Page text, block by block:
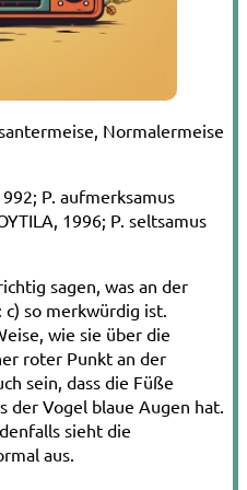
Normalermeise
P. aufmerksamus
1996; P. seltsamus
sagen, was an der
so merkwürdig ist.
wie sie über die
roter Punkt an der
sein, dass die Füße
der Vogel blaue Augen hat.
sieht die
aus.